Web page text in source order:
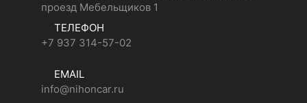
проезд Мебельщиков 1
ТЕЛЕФОН
+7 937 314-57-02
EMAIL
info@nihoncar.ru